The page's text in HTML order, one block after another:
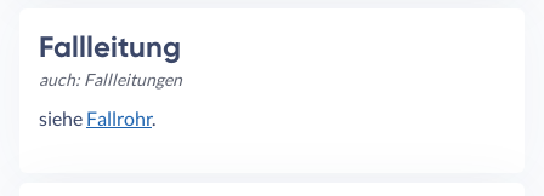
Fallleitung
auch: Fallleitungen
siehe Fallrohr.